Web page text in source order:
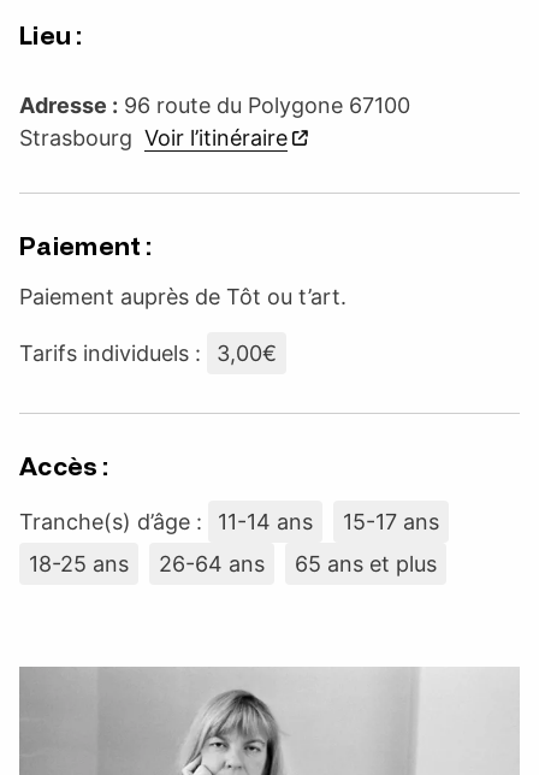
Lieu :
Adresse : 96 route du Polygone 67100
Strasbourg Voir l’itinéraire
Paiement :
Paiement auprès de Tôt ou t’art.
Tarifs individuels : 3,00€
Accès :
Tranche(s) d’âge : 11-14 ans
15-17 ans
18-25 ans
26-64 ans 65 ans et plus